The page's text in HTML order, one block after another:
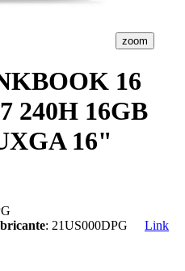
zoom
16
240H 16GB
16"
: 21US000DPG
Link